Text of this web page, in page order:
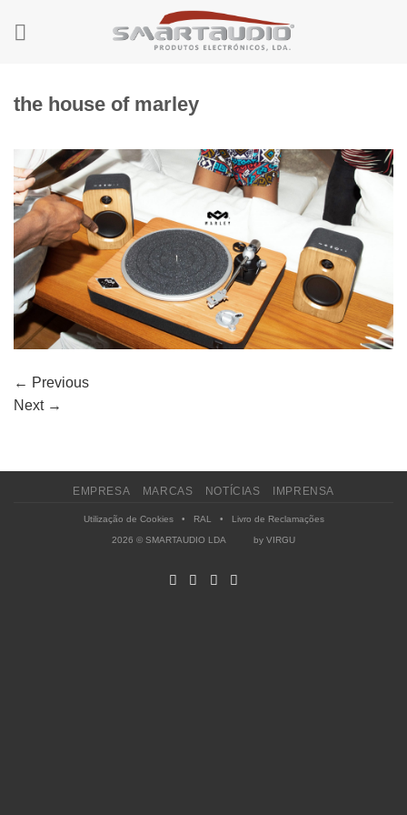
the house of marley
← Previous
Next →
EMPRESA MARCAS NOTÍCIAS IMPRENSA
Utilização de Cookies• RAL • Livro de Reclamações
2026 © SMARTAUDIO LDA by VIRGU